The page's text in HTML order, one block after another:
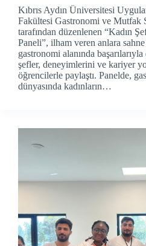
Kıbrıs Aydın Üniversitesi
Fakültesi Gastronomi ve Mutfak
tarafından düzenlenen “Kadın
Paneli”, ilham veren anlara
gastronomi alanında başarılarıyla
şefler, deneyimlerini ve kariyer
öğrencilerle paylaştı. Panelde,
dünyasında kadınların…